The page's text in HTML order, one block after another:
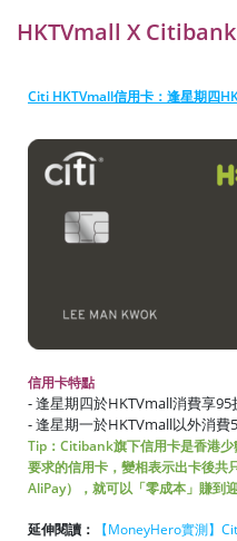
HKTVmall X
Citi HKTVmall信用卡：逢星期四
信用卡特點
- 逢星期四於HKTVmall消費享95
- 逢星期一於HKTVmall以外消費
Tip：Citibank旗下信用卡是香港
要求的信用卡，變相表示出卡後共
AliPay），就可以「零成本」賺到
延伸閱讀： 【MoneyHero實測】